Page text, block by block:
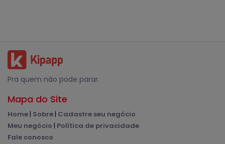
Pra quem não pode parar.
Mapa do Site
Home| Sobre| Cadastre seu negócio
Meu negócio | Política de privacidade
Fale conosco